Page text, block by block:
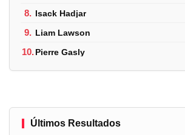
8. Isack Hadjar
9. Liam Lawson
10.Pierre Gasly
Últimos Resultados